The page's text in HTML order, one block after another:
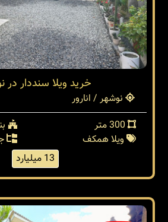
خرید ویلا سنددار در
نوشهر / انارور
بنا
ویلا همکف
13 میلیارد